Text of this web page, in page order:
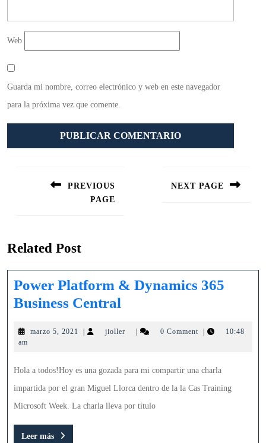
Web
Guarda mi nombre, correo electrónico y web en este navegador
para la próxima vez que comente.
PREVIOUS
PAGE
NEXT PAGE
Related Post
Power Platform & Dynamics 365
Business Central
&
365
Business
Central
marzo 5, 2021 marzo
jioller jioller 0 Comment
10:48
am
Hola a todos!Hoy es una gozada para mi compartir una charla
impartida por el gran Miguel Llorca dentro de la la Cas Training
Microsoft Week. La charla lleva por título
Leer más